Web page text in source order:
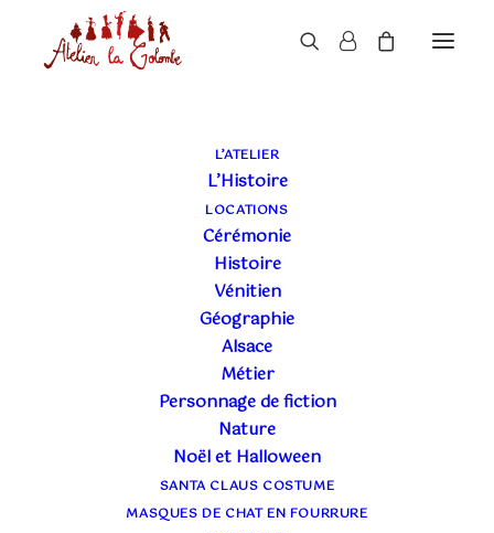
L’ATELIER
L’Histoire
LOCATIONS
Cérémonie
Histoire
Vénitien
Géographie
Alsace
Métier
Personnage de fiction
Nature
Noël et Halloween
SANTA CLAUS COSTUME
MASQUES DE CHAT EN FOURRURE